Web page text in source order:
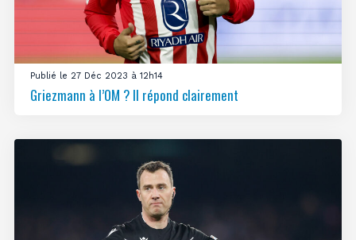
Publié le 27 Déc 2023 à 12h14
Griezmann à l’OM ? Il répond clairement